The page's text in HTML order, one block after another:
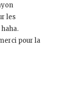
les
pour la